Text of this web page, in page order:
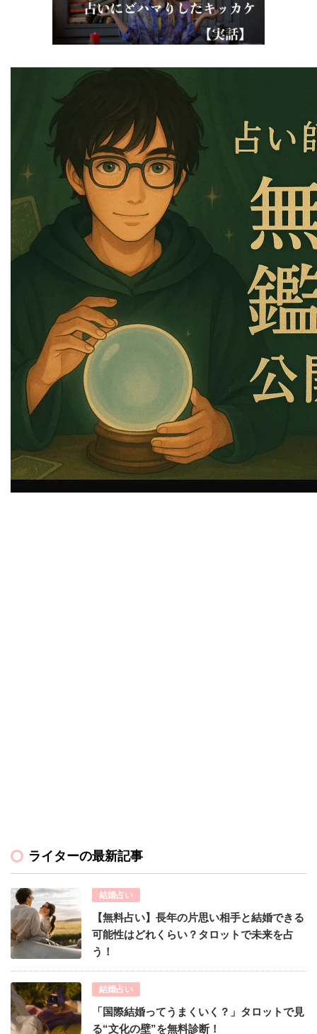
ライターの最新記事
結婚占い
【無料占い】長年の片思い相手と結婚できる
可能性はどれくらい？タロットで未来を占
う！
結婚占い
「国際結婚ってうまくいく？」タロットで見
る“文化の壁”を無料診断！